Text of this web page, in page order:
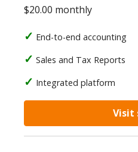
$20.00 monthly
End-to-end accounting
Sales and Tax Reports
Integrated platform
Visit